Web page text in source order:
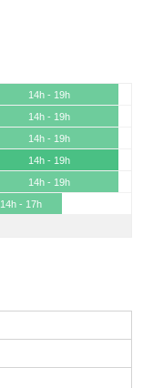
14h - 19h
14h - 19h
14h - 19h
14h - 19h
14h - 19h
14h - 17h